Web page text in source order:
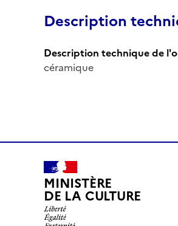
Description
Description technique de
céramique
MINISTÈRE
DE LA CULTURE